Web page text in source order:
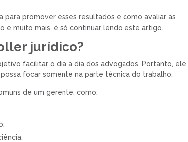
para promover esses resultados e como avaliar as
e muito mais, é só continuar lendo este artigo.
jurídico?
facilitar o dia a dia dos advogados. Portanto, ele
focar somente na parte técnica do trabalho.
de um gerente, como: